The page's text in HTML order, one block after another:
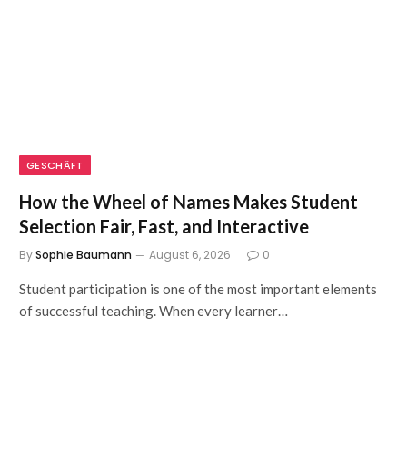
GESCHÄFT
How the Wheel of Names Makes Student
Selection Fair, Fast, and Interactive
BySophie Baumann August 6, 2026 0
Student participation is one of the most important elements
of successful teaching. When every learner…